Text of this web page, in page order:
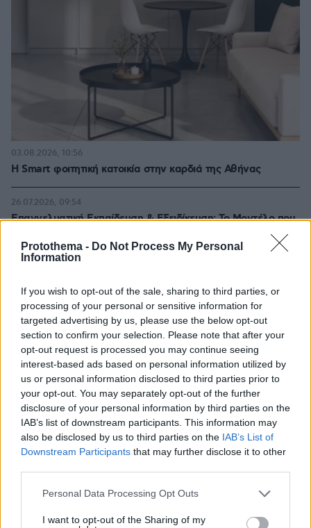
Protothema - Do Not Process My Personal
Information
If you wish to opt-out of the sale, sharing to third parties, or
processing of your personal or sensitive information for
targeted advertising by us, please use the below opt-out
section to confirm your selection. Please note that after your
opt-out request is processed you may continue seeing
interest-based ads based on personal information utilized by
us or personal information disclosed to third parties prior to
your opt-out. You may separately opt-out of the further
disclosure of your personal information by third parties on the
IAB’s list of downstream participants. This information may
also be disclosed by us to third parties on the IAB’s List of
Downstream Participants that may further disclose it to other
Please note that this website/app uses one or more Google
not limited to your visit or usage behaviour. You may click to
Personal Data Processing Opt Outs
I want to opt-out of the Sharing of my
Η Smart φοιτητική κατοικία στην καρδιά της Αθήνας
03.08.2026, 10:56
Επαγγελματική Εκπαίδευση & Εξειδίκευση: Το Mοντέλο που
26.07.2026, 09:54
15 χρόνων του Spetses Mini Marathon
31.07.2026, 11:04
ΣΧΟΛΙΑ(73)
ΠΡΟΣΘΗΚΗ ΣΧΟΛΙΟΥ
Απλοϊκή σκέψη μια ζωή στην Ελλάδα
Από τους διάφορους ¨ειδικούς αναλυτές ¨ στα
κανάλια μέχρι το πόπολο, σκέφτονται σχεδον οι
πάντες ανιστόρητα και απλοϊκά. Επειδή, λέει, το
Ισραήλ δεν εχει καλες σχεσεις με την Τουρκια,
φιλοι μας. Στον βωμο αυτον εχουμε αφησει στην